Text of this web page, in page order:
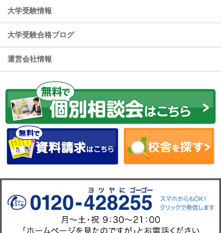
大学受験情報
大学受験合格ブログ
運営会社情報